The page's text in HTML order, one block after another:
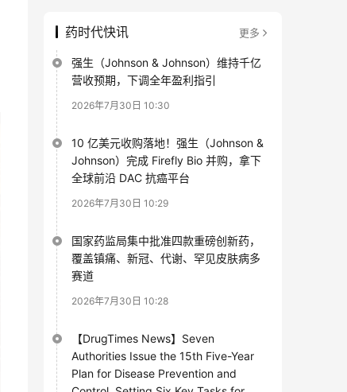
药时代快讯 更多
强生（Johnson & Johnson）维持千亿
营收预期，下调全年盈利指引
2026年7月30日 10:30
10 亿美元收购落地！强生（Johnson &
Johnson）完成 Firefly Bio 并购，拿下
全球前沿 DAC 抗癌平台
2026年7月30日 10:29
国家药监局集中批准四款重磅创新药，
覆盖镇痛、新冠、代谢、罕见皮肤病多
赛道
2026年7月30日 10:28
【DrugTimes News】Seven
Authorities Issue the 15th Five-Year
Plan for Disease Prevention and